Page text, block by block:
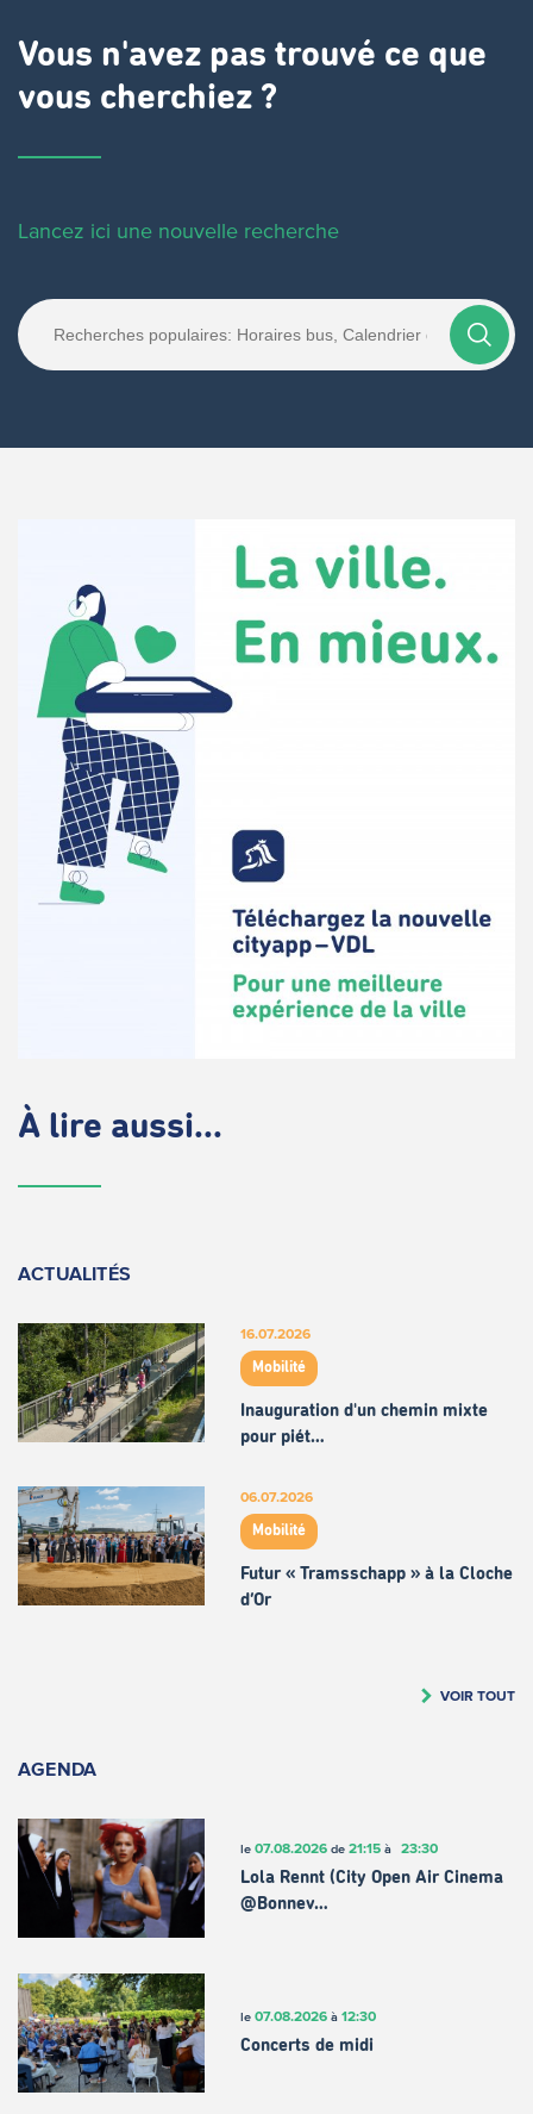
Vous n'avez pas trouvé ce que
vous cherchiez ?
Lancez ici une nouvelle recherche
À lire aussi...
ACTUALITÉS
16.07.2026
Mobilité
Inauguration d'un chemin mixte
pour piét…
06.07.2026
Mobilité
Futur « Tramsschapp » à la Cloche
d’Or
VOIR TOUT
AGENDA
le 07.08.2026de 21:15à 23:30
Lola Rennt (City Open Air Cinema
@Bonnev…
le 07.08.2026à 12:30
Concerts de midi